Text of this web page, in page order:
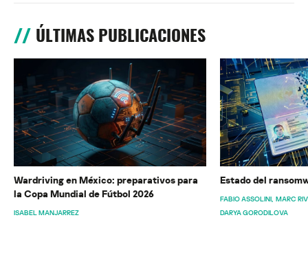
ÚLTIMAS PUBLICACIONES
Wardriving en México: preparativos para
la Copa Mundial de Fútbol 2026
ISABEL MANJARREZ
Estado del
FABIO ASSOLINI MARC
DARYA GORODILOVA